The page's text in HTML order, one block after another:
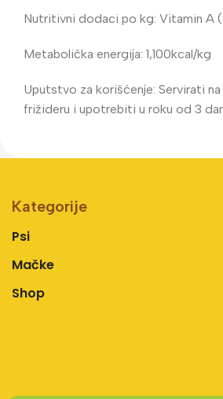
Nutritivni dodaci po kg: Vitamin A
Metabolička energija: 1,100kcal/kg
Uputstvo za korišćenje: Servirati
frižideru i upotrebiti u roku od 3
Kategorije
Psi
Mačke
Shop